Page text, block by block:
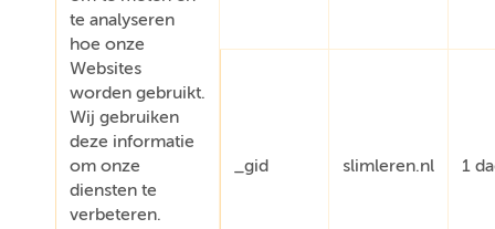
te analyseren
hoe onze
Websites
worden gebruikt.
Wij gebruiken
deze informatie
om onze
diensten te
verbeteren.
_gid slimleren.nl 1